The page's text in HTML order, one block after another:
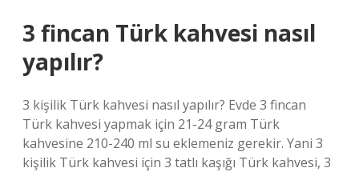
3 fincan Türk kahvesi nasıl
yapılır?
3 kişilik Türk kahvesi nasıl yapılır? Evde 3 fincan
Türk kahvesi yapmak için 21-24 gram Türk
kahvesine 210-240 ml su eklemeniz gerekir. Yani 3
kişilik Türk kahvesi için 3 tatlı kaşığı Türk kahvesi, 3